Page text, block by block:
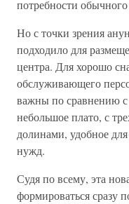
потребности
Но с точки зрения
подходило для
центра. Для хорошо
обслуживающего
важны по сравнению
небольшое плато, с
долинами, удобное
нужд.
Судя по всему, эта
формироваться сразу